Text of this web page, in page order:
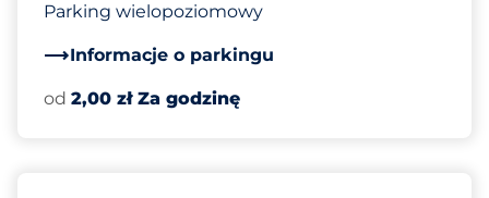
Parking wielopoziomowy
Informacje o parkingu
od 2,00 zł Za godzinę